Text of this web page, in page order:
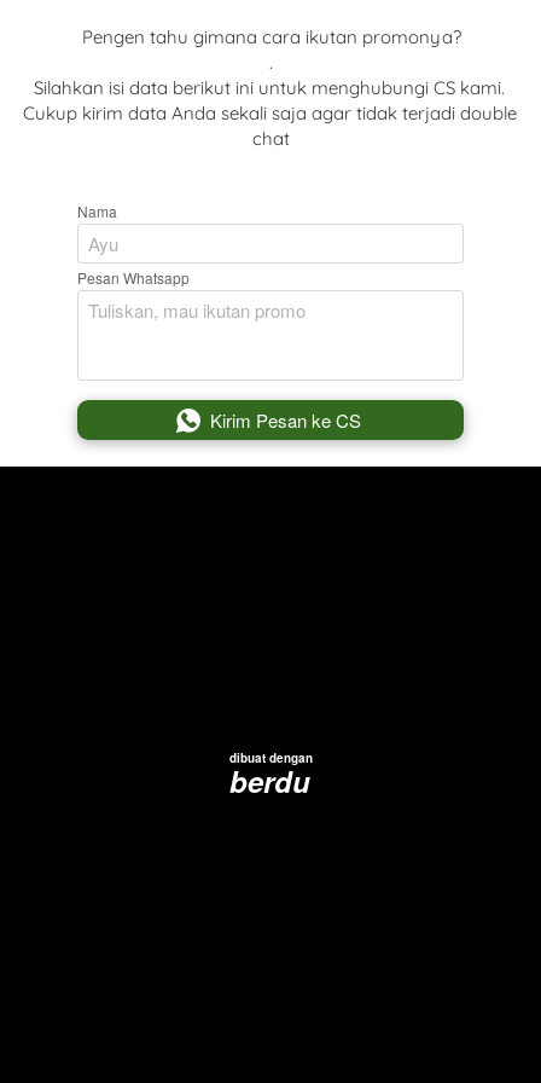
Pengen tahu gimana cara ikutan promonya?
.
Silahkan isi data berikut ini untuk menghubungi CS kami.
Cukup kirim data Anda sekali saja agar tidak terjadi double
chat
Nama
Pesan Whatsapp
` Kirim Pesan ke CS
dibuat dengan
berdu